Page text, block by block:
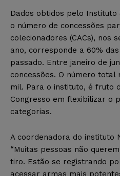
Dados obtidos pelo Instituto
o número de concessões
colecionadores (CACs), nos
ano, corresponde a 60%
passado. Entre janeiro de
concessões. O número total
mil. Para o instituto, é fruto
Congresso em flexibilizar o
categorias.
A coordenadora do instituto
“Muitas pessoas não
tiro. Estão se registrando
acessar armas mais